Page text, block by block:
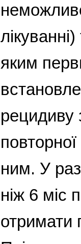
яким
рецидиву
ним. У
ніж 6 міс
отримати